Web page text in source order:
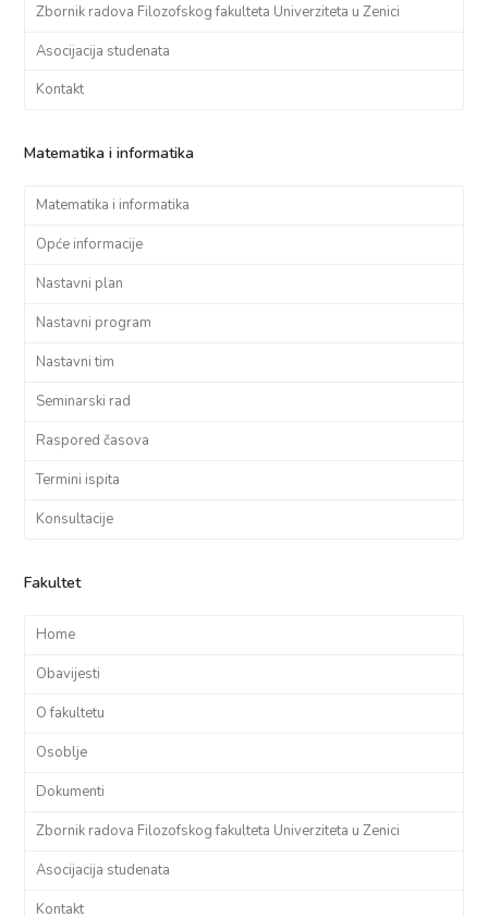
Zbornik radova Filozofskog fakulteta Univerziteta u Zenici
Asocijacija studenata
Kontakt
Matematika i informatika
Matematika i informatika
Opće informacije
Nastavni plan
Nastavni program
Nastavni tim
Seminarski rad
Raspored časova
Termini ispita
Konsultacije
Fakultet
Home
Obavijesti
O fakultetu
Osoblje
Dokumenti
Zbornik radova Filozofskog fakulteta Univerziteta u Zenici
Asocijacija studenata
Kontakt